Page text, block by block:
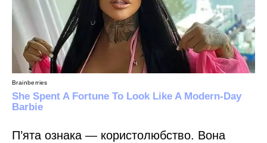
П’ята ознака — користолюбство. Вона